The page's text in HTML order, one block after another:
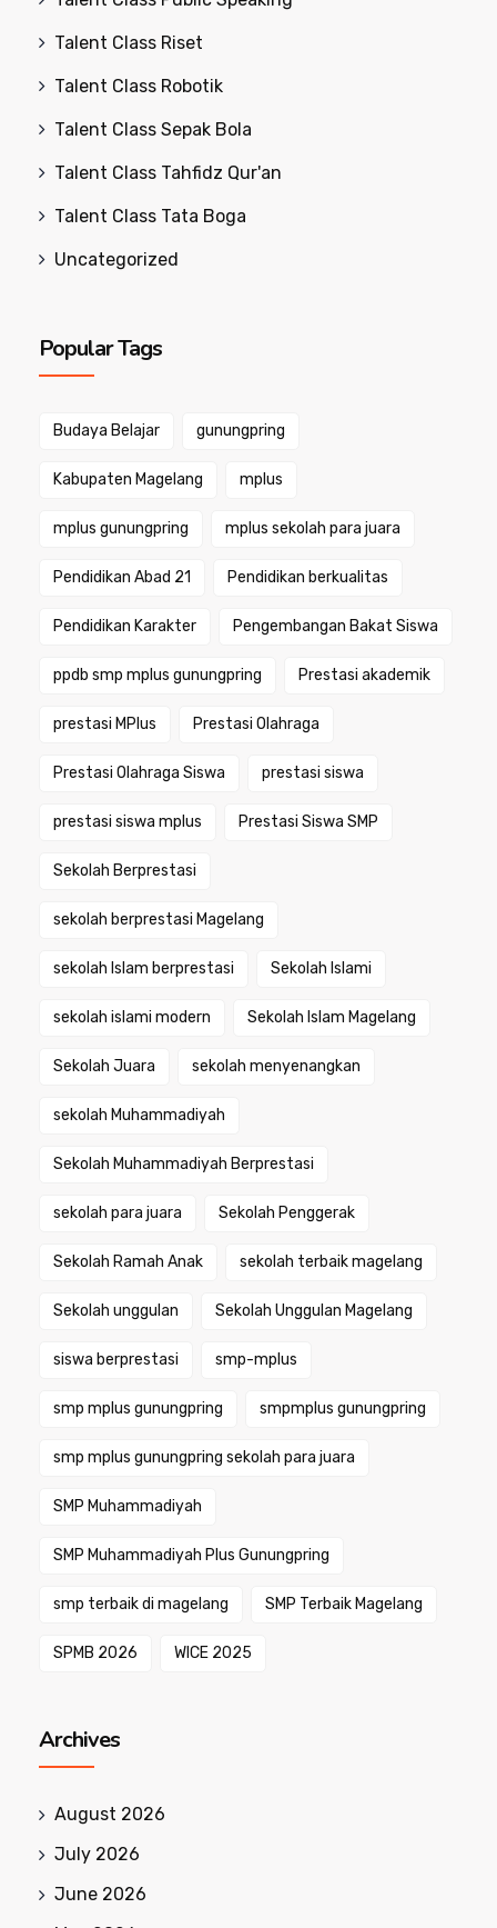
Talent Class Riset
Talent Class Robotik
Talent Class Sepak Bola
Talent Class Tahfidz Qur'an
Talent Class Tata Boga
Uncategorized
Popular Tags
Budaya Belajar gunungpring
Kabupaten Magelang mplus
mplus gunungpring mplus sekolah para juara
Pendidikan Abad 21 Pendidikan berkualitas
Pendidikan Karakter Pengembangan Bakat Siswa
ppdb smp mplus gunungpring Prestasi akademik
prestasi MPlus Prestasi Olahraga
Prestasi Olahraga Siswa prestasi siswa
prestasi siswa mplus Prestasi Siswa SMP
Sekolah Berprestasi
sekolah berprestasi Magelang
sekolah Islam berprestasi Sekolah Islami
sekolah islami modern Sekolah Islam Magelang
Sekolah Juara sekolah menyenangkan
sekolah Muhammadiyah
Sekolah Muhammadiyah Berprestasi
sekolah para juara Sekolah Penggerak
Sekolah Ramah Anak sekolah terbaik magelang
Sekolah unggulan Sekolah Unggulan Magelang
siswa berprestasi smp-mplus
smp mplus gunungpring smpmplus gunungpring
smp mplus gunungpring sekolah para juara
SMP Muhammadiyah
SMP Muhammadiyah Plus Gunungpring
smp terbaik di magelang SMP Terbaik Magelang
SPMB 2026 WICE 2025
Archives
August 2026
July 2026
June 2026